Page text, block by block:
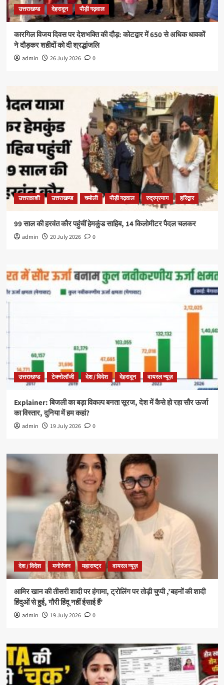
उत्तराखण्ड देहरादून पौड़ी गढ़वाल
कारगिल विजय दिवस पर देशभक्ति की दौड़: कोटद्वार में 650 से अधिक धावकों
ने दौड़कर शहीदों को दी श्रद्धांजलि
admin 26 July 2026 0
उत्तरकाशी उत्तराखण्ड चमोली पौड़ी गढ़वाल रुद्रप्रयाग हरिद्वार
99 साल की हरवंत कौर पहुंचीं हेमकुंड साहिब, 14 किलोमीटर पैदल चलकर
admin 20 July 2026 0
उत्तराखण्ड टेक्नोलॉजी देश / विदेश देहरादून वायरल न्यूज़
Explainer: बिजली का बड़ा विकल्प बनता सूरज, देश में कैसे हो रहा सौर ऊर्जा
का विस्तार, दुनिया में हम कहां?
admin 19 July 2026 0
देश / विदेश मनोरंजन महाराष्ट्र वायरल न्यूज़
आमिर खान की तीसरी शादी पर हंगामा, ट्रोलिंग पर तोड़ी चुप्पी ,’बहनों की शादी
हिंदुओं से हुई, गौरी हिंदू नहीं ईसाई हैं’
admin 19 July 2026 0